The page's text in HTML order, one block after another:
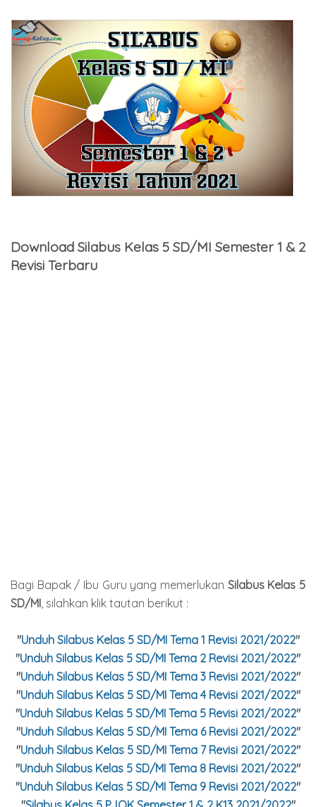
Download Silabus Kelas 5 SD/MI Semester 1 & 2
Revisi Terbaru
Bagi Bapak / Ibu Guru yang memerlukan Silabus Kelas 5
SD/MI, silahkan klik tautan berikut :
"Unduh Silabus Kelas 5 SD/MI Tema 1 Revisi 2021/2022"
"Unduh Silabus Kelas 5 SD/MI Tema 2 Revisi 2021/2022"
"Unduh Silabus Kelas 5SD/MI Tema 3 Revisi 2021/2022"
"Unduh Silabus Kelas 5SD/MI Tema 4 Revisi 2021/2022"
"Unduh Silabus Kelas 5 SD/MI Tema 5 Revisi 2021/2022"
"Unduh Silabus Kelas 5SD/MI Tema 6 Revisi 2021/2022"
"Unduh Silabus Kelas 5SD/MI Tema 7 Revisi 2021/2022"
"Unduh Silabus Kelas 5 SD/MI Tema 8 Revisi 2021/2022"
"Unduh Silabus Kelas 5 SD/MI Tema 9 Revisi 2021/2022"